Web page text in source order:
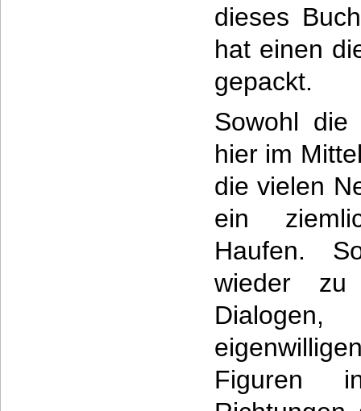
dieses
hat einen
gepackt.
Sowohl die
hier im
die vielen
ein
Haufen.
wieder zu
Figuren